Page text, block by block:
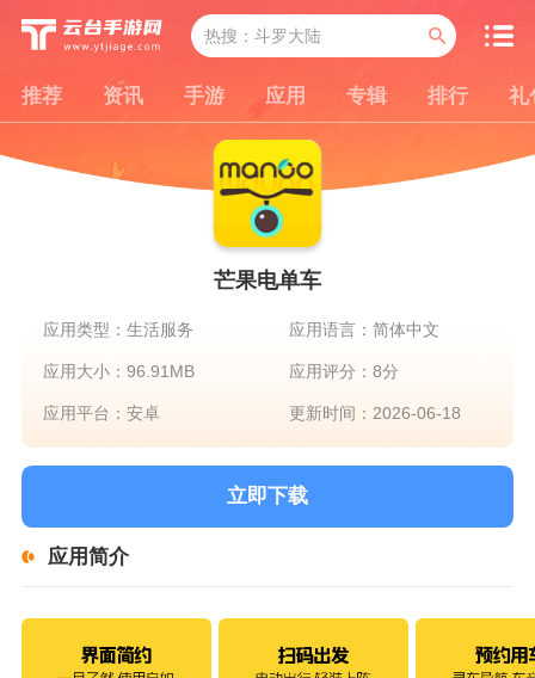
推荐 资讯 手游 应用 专辑 排行 礼
芒果电单车
应用类型：生活服务 应用语言：简体中文
应用大小：96.91MB 应用评分：8分
应用平台：安卓 更新时间：2026-06-18
立即下载
应用简介